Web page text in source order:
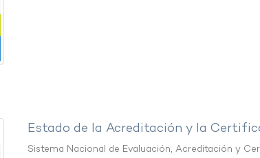
Estado de la Acreditación y la
Sistema Nacional de Evaluación, Acreditación y